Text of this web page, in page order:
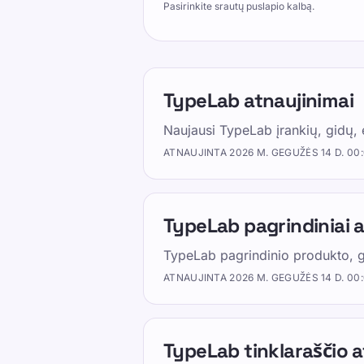
Prenumeruokite toliau esančius
srautas atspindi sitemap
Prenumeruokite toliau esančius
srautas atspindi sitemap
rastų naujienas.
Naudokite TypeLab, kad nuo
spausdinimo ritmo su
grįsta praktika, kuri dera prie
Pick one clear goal for today, go
Atlikite spausdinimo greičio testą,
praktikuokitės, kad pagerintumėte
Pasirinkite srautų puslapio kalbą.
TypeLab atnaujinimai
Naujausi TypeLab įrankių,
ATNAUJINTA 2026 M. GEGUŽĖS 14 D.
TypeLab pagrindiniai
TypeLab pagrindinio produkto,
ATNAUJINTA 2026 M. GEGUŽĖS 14 D.
TypeLab tinklaraščio